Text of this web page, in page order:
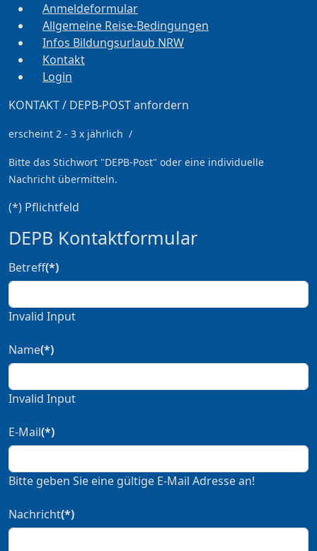
Anmeldeformular
Allgemeine Reise-Bedingungen
Infos Bildungsurlaub NRW
Kontakt
Login
KONTAKT / DEPB-POST anfordern
erscheint 2 - 3 x jährlich /
Bitte das Stichwort "DEPB-Post" oder eine individuelle
Nachricht übermitteln.
(*) Pflichtfeld
DEPB Kontaktformular
Betreff(*)
Invalid Input
Name(*)
Invalid Input
E-Mail(*)
Bitte geben Sie eine gültige E-Mail Adresse an!
Nachricht(*)